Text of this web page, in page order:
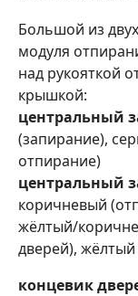
Большой из
модуля
над рукояткой
крышкой:
центральный
(запирание),
отпирание)
центральный
коричневый
жёлтый/
дверей),
концевик